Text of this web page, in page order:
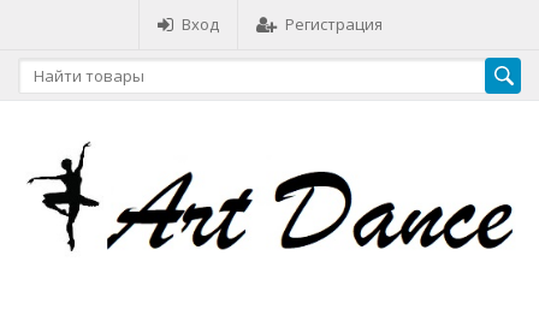
Вход Регистрация